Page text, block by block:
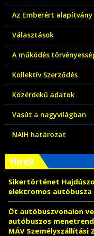
Az Emberért alapítvány
Választások
A működés
Kollektív Szerződés
Közérdekű adatok
Vasút a nagyvilágban
NAIH határozat
Hírek
Sikertörténet
elektromos autóbusza
Öt autóbuszvonalon
autóbuszos
MÁV Személyszállítási